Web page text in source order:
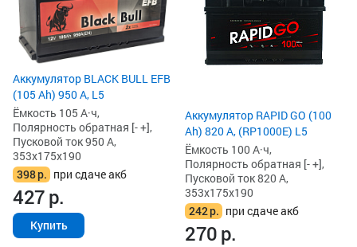
Аккумулятор BLACK BULL EFB
(105 Ah) 950 А, L5
Ёмкость 105 А·ч,
Полярность обратная [- +],
Пусковой ток 950 А,
353x175x190
398р. при сдаче акб
427р.
Купить
Аккумулятор RAPID GO (100
Ah) 820 А, (RP1000E) L5
Ёмкость 100 А·ч,
Полярность обратная [- +],
Пусковой ток 820 А,
353x175x190
242р. при сдаче акб
270р.